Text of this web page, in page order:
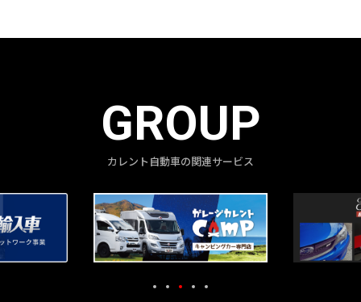
GROUP
カレント自動車の関連サービス